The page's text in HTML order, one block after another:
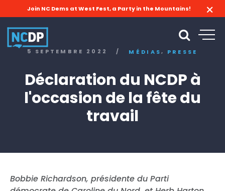
Join NC Dems at West Fest, a Party in the Mountains!
5 SEPTEMBRE 2022 / MÉDIAS, PRESSE
Déclaration du NCDP à
l'occasion de la fête du
travail
Bobbie Richardson, présidente du Parti